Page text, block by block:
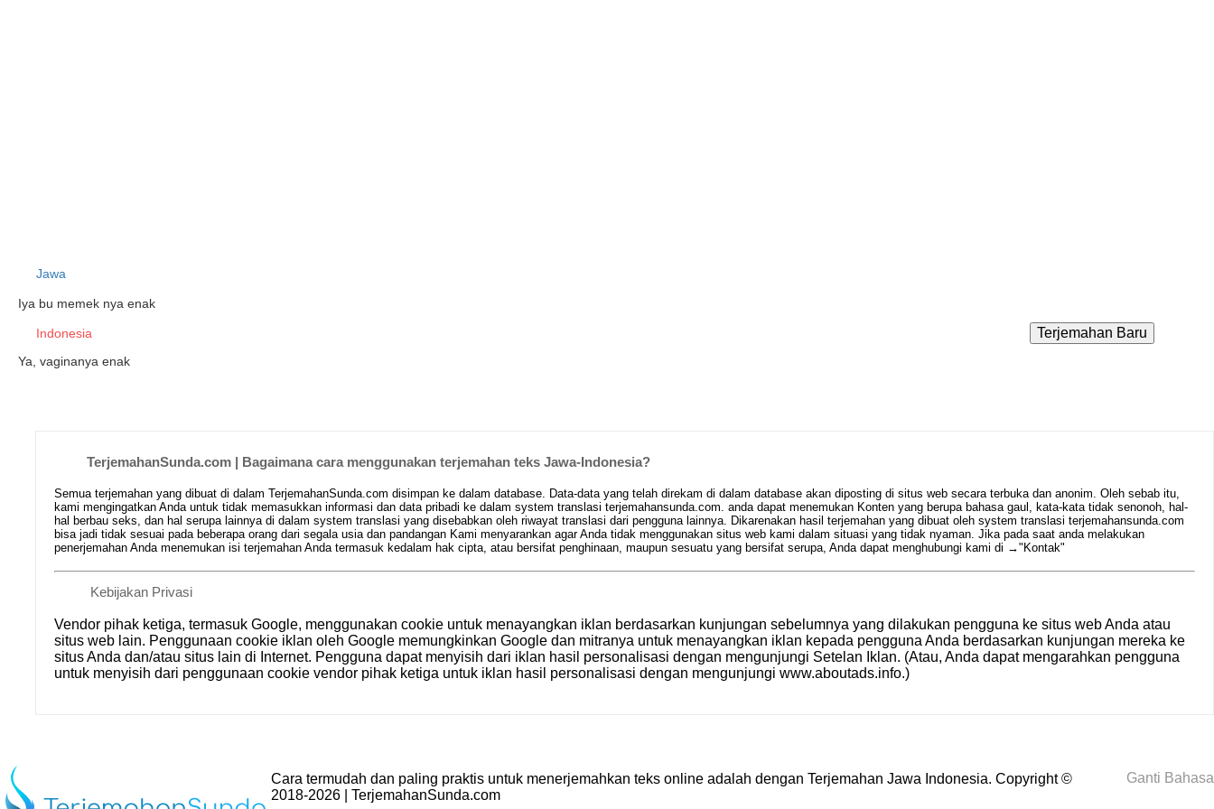
Jawa
Iya bu memek nya enak
Indonesia
Ya, vaginanya enak
TerjemahanSunda.com | Bagaimana cara menggunakan terjemahan teks Jawa-Indonesia?
Semua terjemahan yang dibuat di dalam TerjemahanSunda.com disimpan ke dalam database. Data-data yang telah direkam di dalam database akan diposting di situs web secara terbuka dan anonim. Oleh sebab itu,
kami mengingatkan Anda untuk tidak memasukkan informasi dan data pribadi ke dalam system translasi terjemahansunda.com. anda dapat menemukan Konten yang berupa bahasa gaul, kata-kata tidak senonoh, hal-
hal berbau seks, dan hal serupa lainnya di dalam system translasi yang disebabkan oleh riwayat translasi dari pengguna lainnya. Dikarenakan hasil terjemahan yang dibuat oleh system translasi terjemahansunda.com
bisa jadi tidak sesuai pada beberapa orang dari segala usia dan pandangan Kami menyarankan agar Anda tidak menggunakan situs web kami dalam situasi yang tidak nyaman. Jika pada saat anda melakukan
penerjemahan Anda menemukan isi terjemahan Anda termasuk kedalam hak cipta, atau bersifat penghinaan, maupun sesuatu yang bersifat serupa, Anda dapat menghubungi kami di →"Kontak"
Kebijakan Privasi
Vendor pihak ketiga, termasuk Google, menggunakan cookie untuk menayangkan iklan berdasarkan kunjungan sebelumnya yang dilakukan pengguna ke situs web Anda atau
situs web lain. Penggunaan cookie iklan oleh Google memungkinkan Google dan mitranya untuk menayangkan iklan kepada pengguna Anda berdasarkan kunjungan mereka ke
situs Anda dan/atau situs lain di Internet. Pengguna dapat menyisih dari iklan hasil personalisasi dengan mengunjungi Setelan Iklan. (Atau, Anda dapat mengarahkan pengguna
untuk menyisih dari penggunaan cookie vendor pihak ketiga untuk iklan hasil personalisasi dengan mengunjungi www.aboutads.info.)
Ganti Bahasa
Cara termudah dan paling praktis untuk menerjemahkan teks online adalah dengan Terjemahan Jawa Indonesia. Copyright ©
2018-2026 | TerjemahanSunda.com